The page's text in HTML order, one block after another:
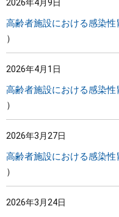
2026年4月9日
高齢者施設における感染
2026年4月1日
高齢者施設における感染
2026年3月27日
高齢者施設における感染
2026年3月24日